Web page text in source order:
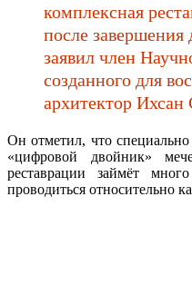
комплексная
после
заявил член
созданного для
архитектор Ихсан
Он отметил, что
«цифровой двойник»
реставрации займёт
проводиться относительно